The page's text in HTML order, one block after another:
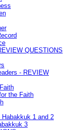
QUESTIONS
- REVIEW
the Faith
1 and 2
3